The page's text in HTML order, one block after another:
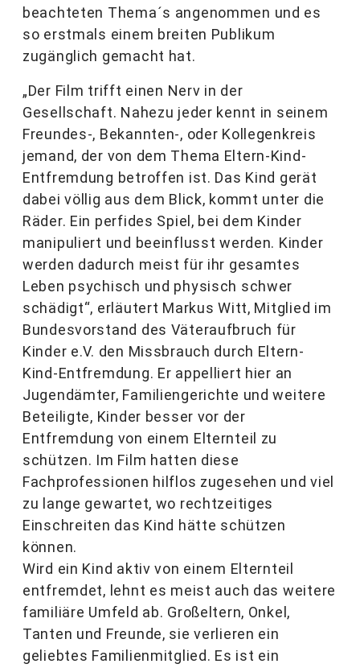
beachteten Thema´s angenommen und es
so erstmals einem breiten Publikum
zugänglich gemacht hat.
„Der Film trifft einen Nerv in der
Gesellschaft. Nahezu jeder kennt in seinem
Freundes-, Bekannten-, oder Kollegenkreis
jemand, der von dem Thema Eltern-Kind-
Entfremdung betroffen ist. Das Kind gerät
dabei völlig aus dem Blick, kommt unter die
Räder. Ein perfides Spiel, bei dem Kinder
manipuliert und beeinflusst werden. Kinder
werden dadurch meist für ihr gesamtes
Leben psychisch und physisch schwer
schädigt“, erläutert Markus Witt, Mitglied im
Bundesvorstand des Väteraufbruch für
Kinder e.V. den Missbrauch durch Eltern-
Kind-Entfremdung. Er appelliert hier an
Jugendämter, Familiengerichte und weitere
Beteiligte, Kinder besser vor der
Entfremdung von einem Elternteil zu
schützen. Im Film hatten diese
Fachprofessionen hilflos zugesehen und viel
zu lange gewartet, wo rechtzeitiges
Einschreiten das Kind hätte schützen
können.
Wird ein Kind aktiv von einem Elternteil
entfremdet, lehnt es meist auch das weitere
familiäre Umfeld ab. Großeltern, Onkel,
Tanten und Freunde, sie verlieren ein
geliebtes Familienmitglied. Es ist ein